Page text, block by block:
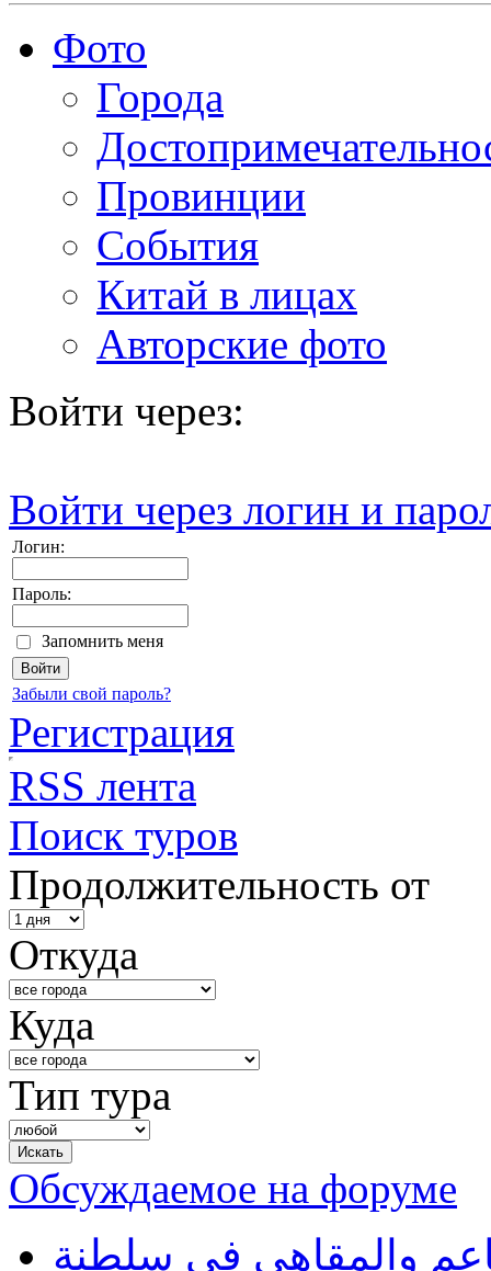
Фото
Города
Провинции
События
Китай в лицах
Авторские фото
Войти через:
Войти через логин и
Логин:
Пароль:
Запомнить меня
Забыли свой пароль?
Регистрация
RSS лента
Поиск туров
Продолжительность от
Откуда
Куда
Тип тура
Обсуждаемое на форуме
والمقاهي في سلطنة